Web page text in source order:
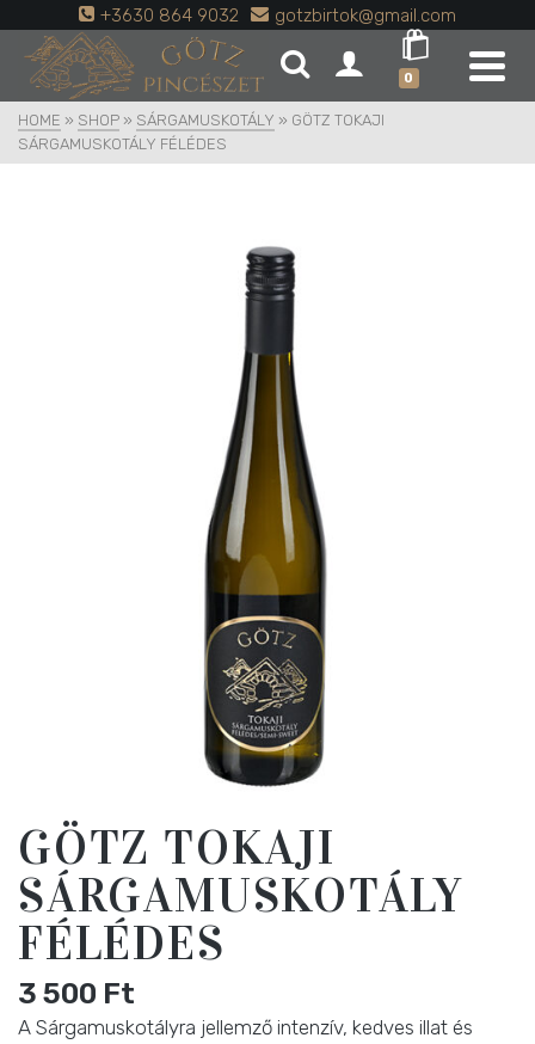
+3630 864 9032 gotzbirtok@gmail.com
0
HOME » SHOP » SÁRGAMUSKOTÁLY » GÖTZ TOKAJI
SÁRGAMUSKOTÁLY FÉLÉDES
GÖTZ TOKAJI
SÁRGAMUSKOTÁLY
FÉLÉDES
3 500 Ft
A Sárgamuskotályra jellemző intenzív, kedves illat és